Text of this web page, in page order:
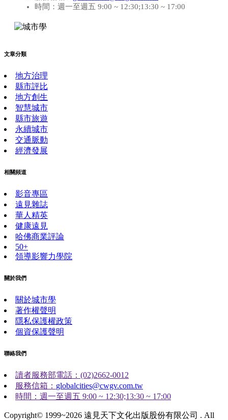
時間：週一至週五 9:00 ~ 12:30;13:30 ~ 17:00
文章分類
地方治理
縣市評比
地方創生
智慧城市
縣市旅遊
永續城市
交通脈動
經濟發展
相關頻道
影音專區
遠見雜誌
華人精英
健康遠見
哈佛商業評論
50+
領導影響力學院
關於我們
關於城市學
著作權聲明
隱私保護權政策
個資保護聲明
聯絡我們
讀者服務部電話：(02)2662-0012
服務信箱： globalcities@cwgv.com.tw
時間：週一至週五 9:00 ~ 12:30;13:30 ~ 17:00
Copyright© 1999~2026 遠見天下文化出版股份有限公司 . All